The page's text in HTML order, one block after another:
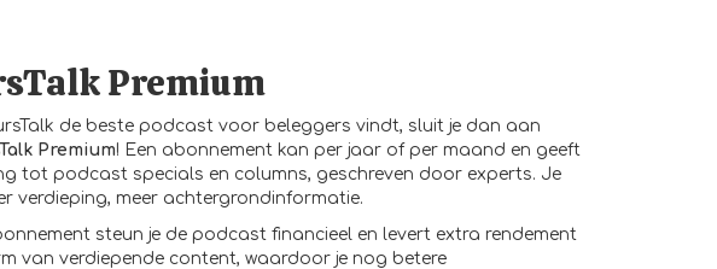
Premium
de beste podcast voor beleggers vindt, sluit je dan aan
Premium! Een abonnement kan per jaar of per maand en geeft
tot podcast specials en columns, geschreven door experts. Je
verdieping, meer achtergrondinformatie.
steun je de podcast financieel en levert extra rendement
van verdiepende content, waardoor je nog betere